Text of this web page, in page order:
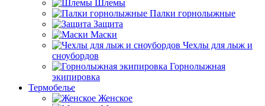
Шлемы
Палки горнолыжные
Защита
Маски
Чехлы для лыж и
сноубордов
Горнолыжная
экипировка
Термобелье
Женское